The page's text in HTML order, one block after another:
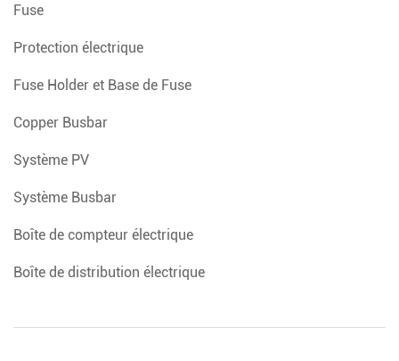
Fuse
Protection électrique
Fuse Holder et Base de Fuse
Copper Busbar
Système PV
Système Busbar
Boîte de compteur électrique
Boîte de distribution électrique